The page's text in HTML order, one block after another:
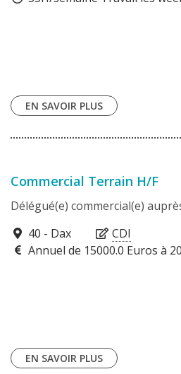
EN SAVOIR PLUS
Commercial Terrain H/F
Délégué(e) commercial(e)
40100
40 - Dax
CDI
Annuel de 15000.0 Euros à
EN SAVOIR PLUS